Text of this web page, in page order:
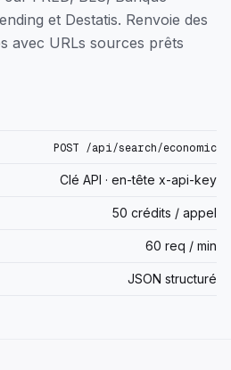
et Destatis. Renvoie des
avec URLs sources prêts
POST /api/search/economic
Clé API · en-tête x-api-key
50 crédits / appel
60 req / min
JSON structuré